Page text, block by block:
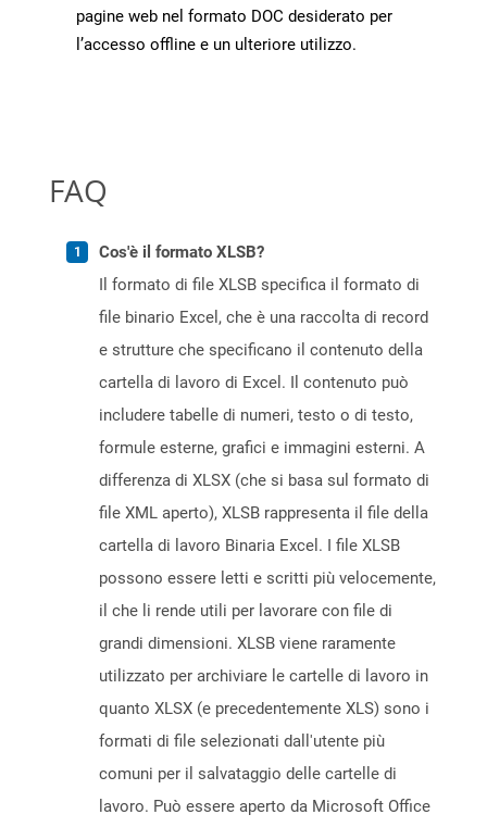
pagine web nel formato DOC desiderato per
l’accesso offline e un ulteriore utilizzo.
FAQ
Cos'è il formato XLSB?
Il formato di file XLSB specifica il formato di
file binario Excel, che è una raccolta di record
e strutture che specificano il contenuto della
cartella di lavoro di Excel. Il contenuto può
includere tabelle di numeri, testo o di testo,
formule esterne, grafici e immagini esterni. A
differenza di XLSX (che si basa sul formato di
file XML aperto), XLSB rappresenta il file della
cartella di lavoro Binaria Excel. I file XLSB
possono essere letti e scritti più velocemente,
il che li rende utili per lavorare con file di
grandi dimensioni. XLSB viene raramente
utilizzato per archiviare le cartelle di lavoro in
quanto XLSX (e precedentemente XLS) sono i
formati di file selezionati dall'utente più
comuni per il salvataggio delle cartelle di
lavoro. Può essere aperto da Microsoft Office